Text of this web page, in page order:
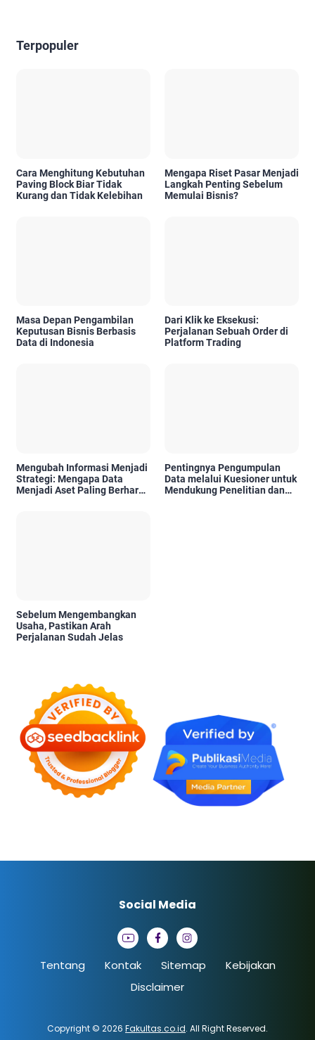
Terpopuler
Cara Menghitung Kebutuhan
Paving Block Biar Tidak
Kurang dan Tidak Kelebihan
Mengapa Riset Pasar Menjadi
Langkah Penting Sebelum
Memulai Bisnis?
Masa Depan Pengambilan
Keputusan Bisnis Berbasis
Data di Indonesia
Dari Klik ke Eksekusi:
Perjalanan Sebuah Order di
Platform Trading
Mengubah Informasi Menjadi
Strategi: Mengapa Data
Menjadi Aset Paling Berharga
Pentingnya Pengumpulan
Data melalui Kuesioner untuk
Mendukung Penelitian dan
Sebelum Mengembangkan
Usaha, Pastikan Arah
Perjalanan Sudah Jelas
Tentang Kontak Sitemap
Kebijakan
Disclaimer
Copyright © 2026 Fakultas.co.id. All Right Reserved.
Social Media